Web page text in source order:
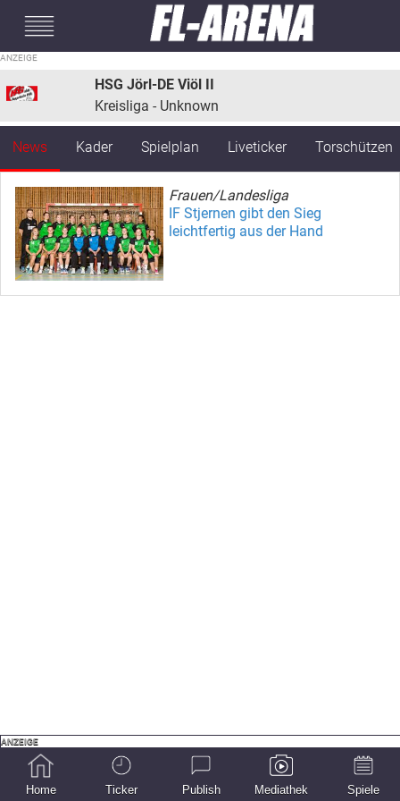
HSG Jörl-DE Viöl II
Kreisliga - Unknown
News Kader Spielplan Liveticker Torschützen
Frauen/Landesliga
IF Stjernen gibt den Sieg
leichtfertig aus der Hand
Home Ticker Publish Mediathek Spiele